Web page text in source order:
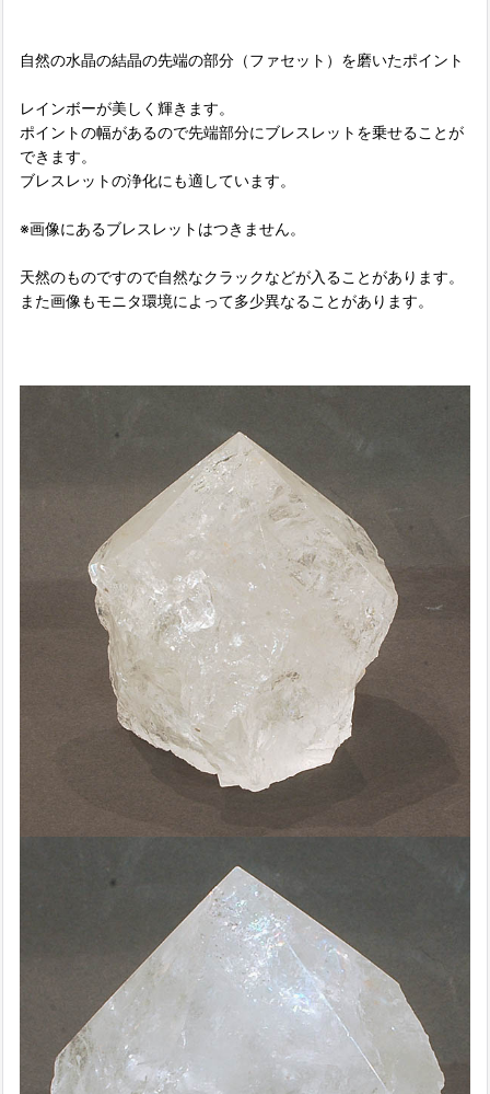
自然の水晶の結晶の先端の部分（ファセット）を磨いたポイント
レインボーが美しく輝きます。
ポイントの幅があるので先端部分にブレスレットを乗せることが
できます。
ブレスレットの浄化にも適しています。
※画像にあるブレスレットはつきません。
天然のものですので自然なクラックなどが入ることがあります。
また画像もモニタ環境によって多少異なることがあります。